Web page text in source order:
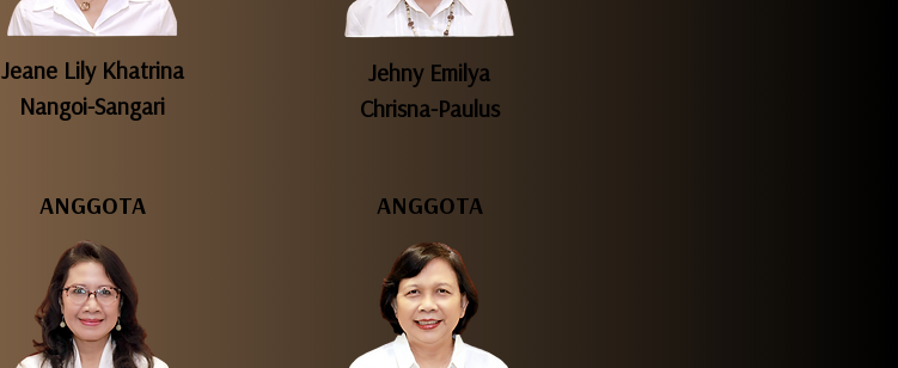
Jeane Lily Khatrina
Nangoi-Sangari
ANGGOTA
Jehny Emilya
Chrisna-Paulus
ANGGOTA